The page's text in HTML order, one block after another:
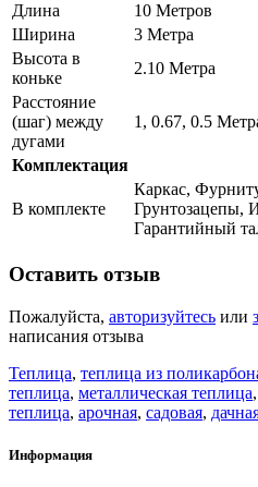
Длина
10 Метров
Ширина
3 Метра
Высота в
коньке
2.10 Метра
Расстояние
(шаг) между
дугами
1, 0.67, 0.5
Комплектация
В комплекте
Каркас,
Грунтозацепы,
Гарантийный
Оставить отзыв
Пожалуйста, авторизуйтесь или
написания отзыва
Теплица, теплица из
теплица, металлическая теплица,
теплица, арочная, садовая,
Информация